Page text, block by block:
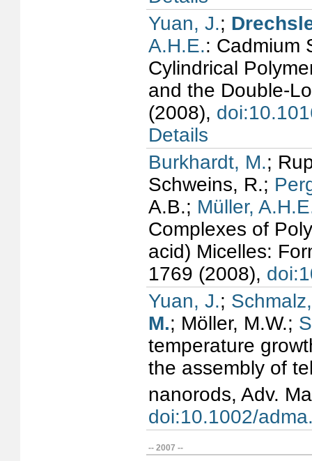
Yuan, J.;
A.H.E.: Cadmium
Cylindrical
and the Double-
(2008),
Details
Burkhardt, M.;
Schweins, R.;
A.B.; Müller,
Complexes of
acid) Micelles:
1769 (2008),
Yuan, J.;
M.; Möller, M.W.;
temperature
the assembly of
nanorods, Adv.
doi:10.1002/
-- 2007 --